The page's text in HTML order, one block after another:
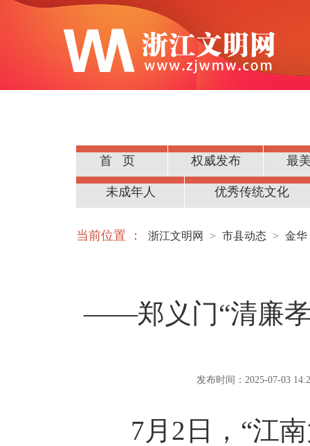
首页 权威发布 最
公民道德
未成年人 优秀传统文化
当前位置 ： 浙江文明网 > 市县动态 > 金华
——郑义门“清廉孝
发布时间：2025-07-03
7月2日，“江南